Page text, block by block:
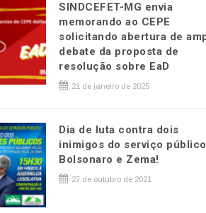
SINDCEFET-MG envia
memorando ao CEPE
solicitando abertura de
debate da proposta de
resolução sobre EaD
21 de janeiro de 2025
Dia de luta contra dois
inimigos do serviço
Bolsonaro e Zema!
27 de outubro de 2021